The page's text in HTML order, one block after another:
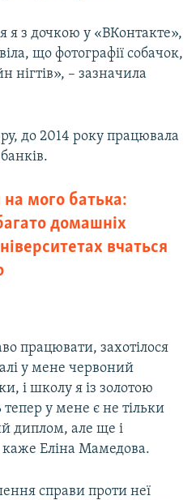
я з дочкою у «ВКонтакте»,
що фотографії собачок,
нігтів», – зазначила
до 2014 року працювала
мого батька:
домашніх
вчаться
працювати, захотілося
у мене червоний
і школу я із золотою
у мене є не тільки
диплом, але ще і
Еліна Мамедова.
справи проти неї